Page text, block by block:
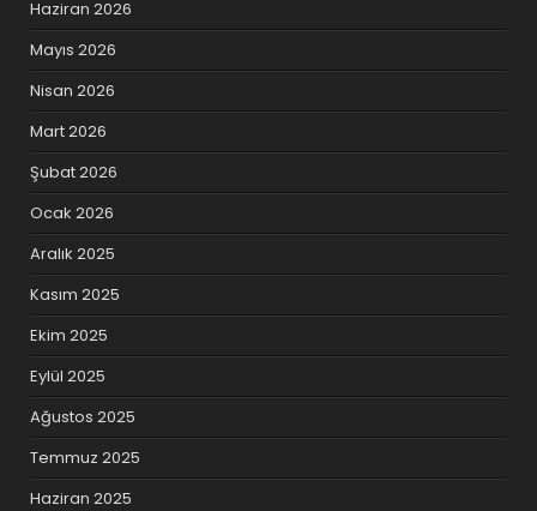
Haziran 2026
Mayıs 2026
Nisan 2026
Mart 2026
Şubat 2026
Ocak 2026
Aralık 2025
Kasım 2025
Ekim 2025
Eylül 2025
Ağustos 2025
Temmuz 2025
Haziran 2025